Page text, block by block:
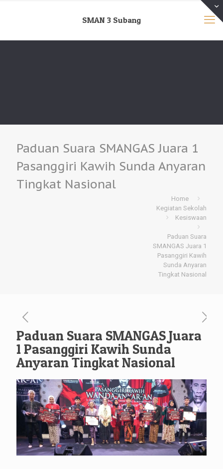
SMAN 3 Subang
Paduan Suara SMANGAS Juara 1
Pasanggiri Kawih Sunda Anyaran
Tingkat Nasional
Home
Kegiatan Sekolah
Kesiswaan
Paduan Suara
SMANGAS Juara 1
Pasanggiri Kawih
Sunda Anyaran
Tingkat Nasional
Paduan Suara SMANGAS Juara
1 Pasanggiri Kawih Sunda
Anyaran Tingkat Nasional